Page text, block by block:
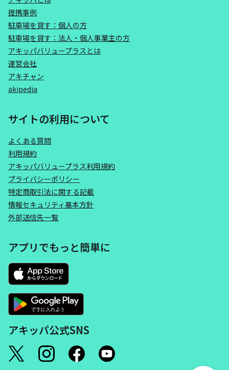
提携事例
駐車場を貸す：個人の方
駐車場を貸す：法人・個人事業主の方
アキッパバリュープラスとは
運営会社
アキチャン
akipedia
サイトの利用について
よくある質問
利用規約
アキッパバリュープラス利用規約
プライバシーポリシー
特定商取引法に関する記載
情報セキュリティ基本方針
外部送信先一覧
アプリでもっと簡単に
アキッパ公式SNS